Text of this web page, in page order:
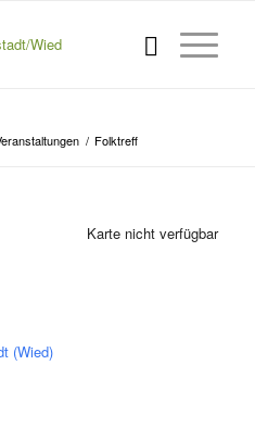
/ Folktreff
Karte nicht verfügbar
(Wied)